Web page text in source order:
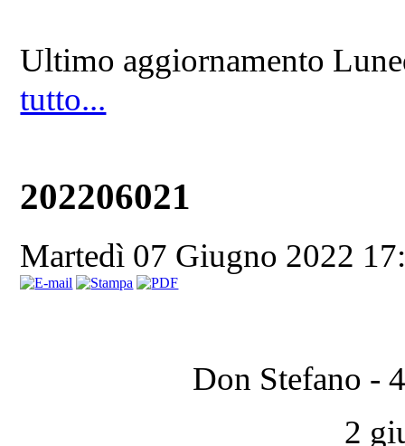
Ultimo aggiornamento
tutto...
202206021
Martedì 07 Giugno 2022
Don Stefano -
2